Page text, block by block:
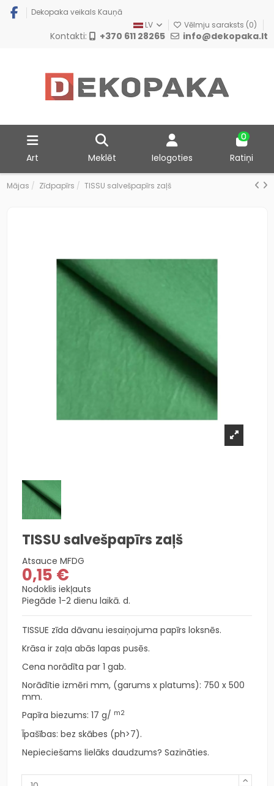
Dekopaka veikals Kauņā
LV
Vēlmju saraksts (0)
Kontakti: +370 611 28265 info@dekopaka.lt
Art Meklēt Ielogoties
0
Ratiņi
Mājas Zīdpapīrs TISSU salvešpapīrs zaļš
TISSU salvešpapīrs zaļš
Atsauce MFDG
0,15 €
Nodoklis iekļauts
Piegāde 1-2 dienu laikā. d.
TISSUE zīda dāvanu iesaiņojuma papīrs loksnēs.
Krāsa ir zaļa abās lapas pusēs.
Cena norādīta par 1 gab.
Norādītie izmēri mm, (garums x platums): 750 x 500
mm.
Papīra biezums: 17 g/ m2
Īpašības: bez skābes (ph>7).
Nepieciešams lielāks daudzums? Sazināties.